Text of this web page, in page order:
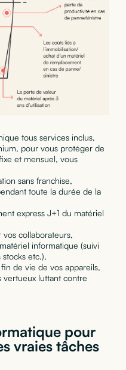
tous services inclus,
pour vous protéger de
et mensuel, vous
sans franchise,
toute la durée de la
express J+1 du matériel
vos collaborateurs,
informatique (suivi
etc.),
de vie de vos appareils,
luttant contre
pour
vraies tâches